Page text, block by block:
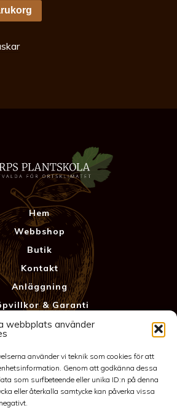
webbplats använder
använder vi teknik som cookies för att
Genom att godkänna dessa
som surfbeteende eller unika ID:n på denna
eller återkalla samtycke kan påverka vissa
Hem
Webbshop
Butik
Kontakt
Anläggning
& Garanti
Integritetspolicy